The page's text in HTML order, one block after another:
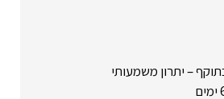
– יתרון משמעותי